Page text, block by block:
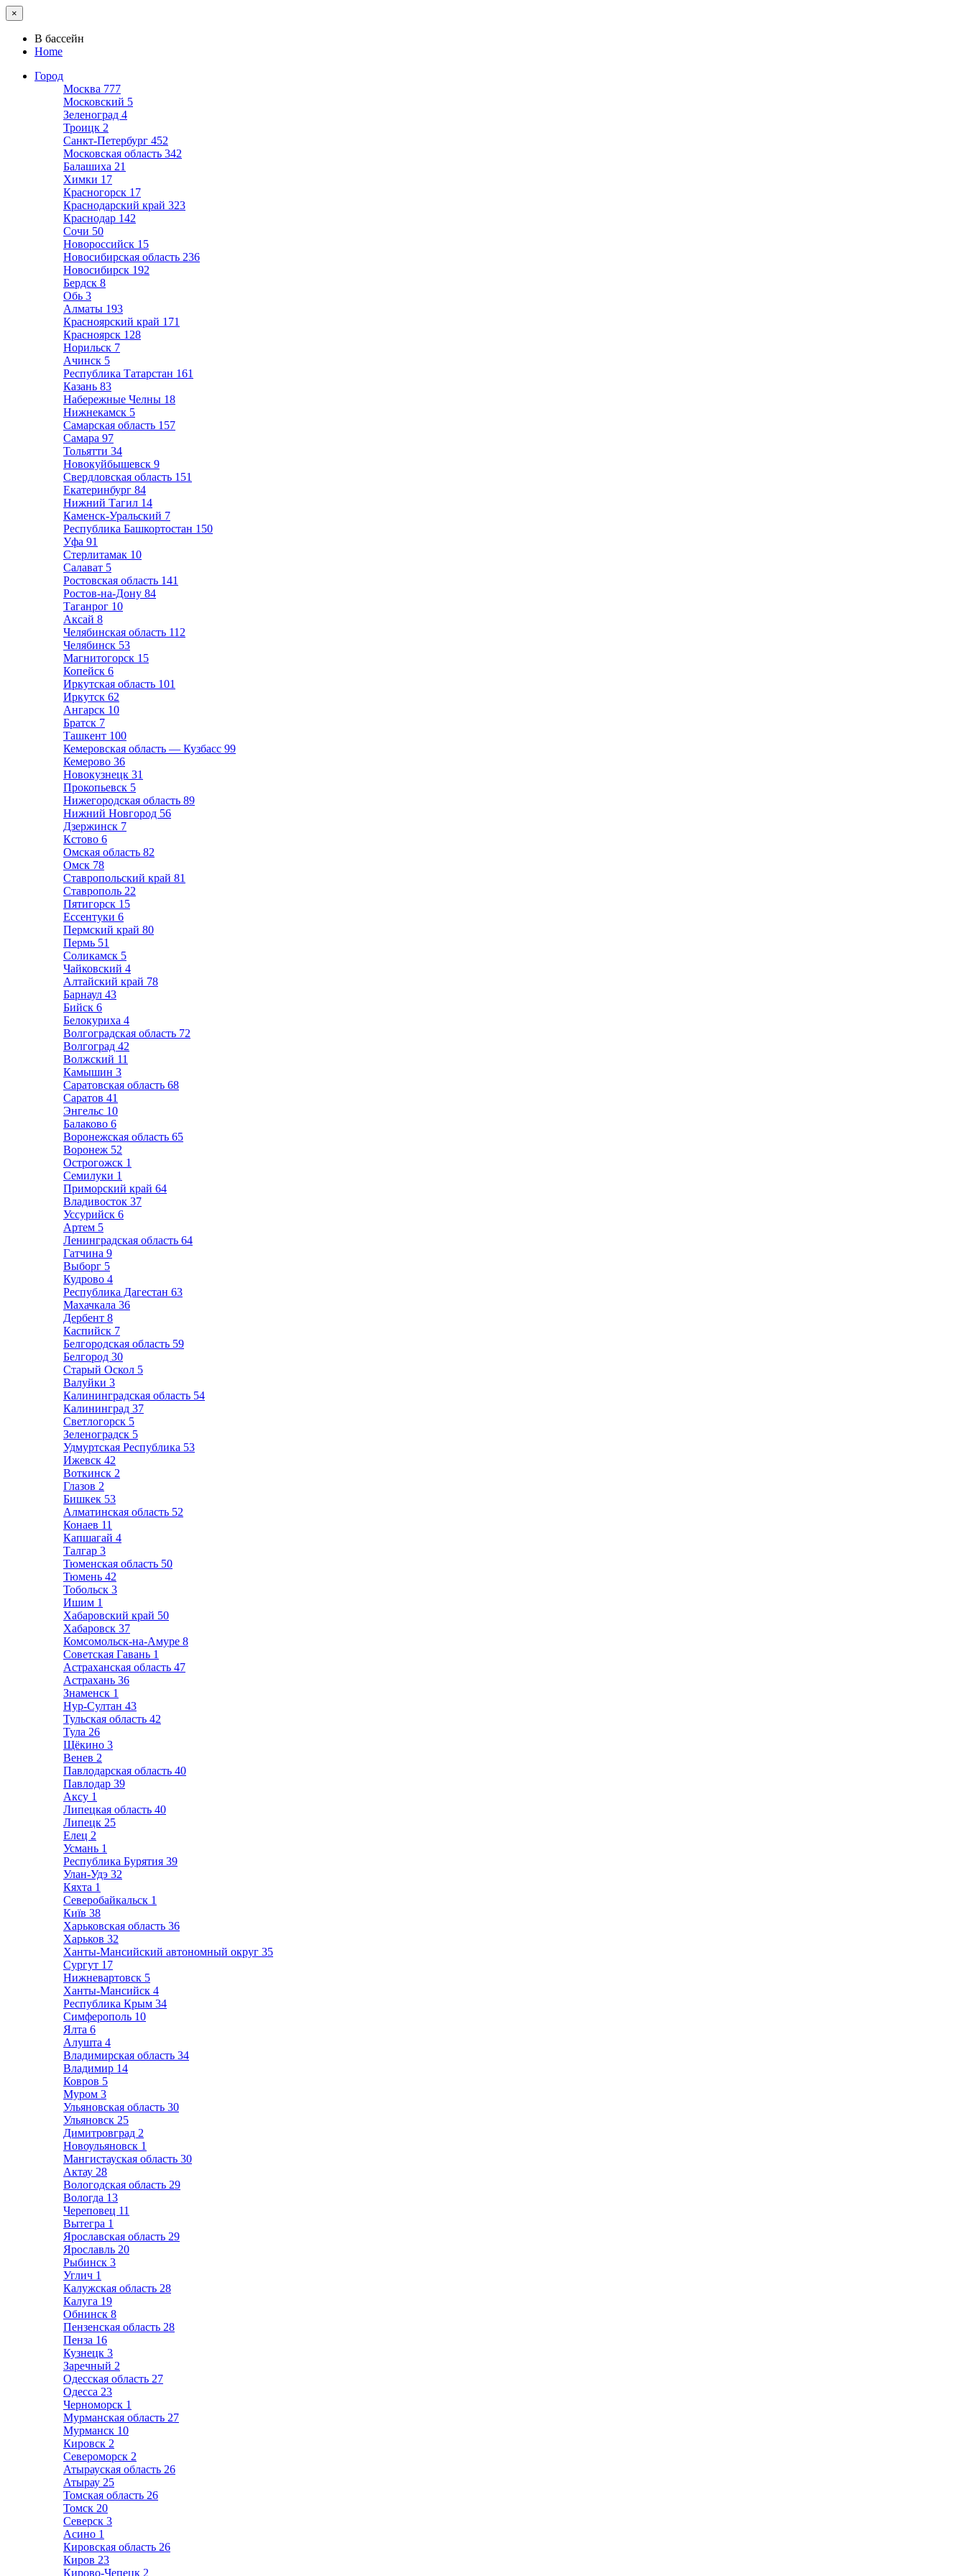
×
В бассейн
Home
Город
Москва 777
Московский 5
Зеленоград 4
Троицк 2
Санкт-Петербург 452
Московская область 342
Балашиха 21
Химки 17
Красногорск 17
Краснодарский край 323
Краснодар 142
Сочи 50
Новороссийск 15
Новосибирская область 236
Новосибирск 192
Бердск 8
Обь 3
Алматы 193
Красноярский край 171
Красноярск 128
Норильск 7
Ачинск 5
Республика Татарстан 161
Казань 83
Набережные Челны 18
Нижнекамск 5
Самарская область 157
Самара 97
Тольятти 34
Новокуйбышевск 9
Свердловская область 151
Екатеринбург 84
Нижний Тагил 14
Каменск-Уральский 7
Республика Башкортостан 150
Уфа 91
Стерлитамак 10
Салават 5
Ростовская область 141
Ростов-на-Дону 84
Таганрог 10
Аксай 8
Челябинская область 112
Челябинск 53
Магнитогорск 15
Копейск 6
Иркутская область 101
Иркутск 62
Ангарск 10
Братск 7
Ташкент 100
Кемеровская область — Кузбасс 99
Кемерово 36
Новокузнецк 31
Прокопьевск 5
Нижегородская область 89
Нижний Новгород 56
Дзержинск 7
Кстово 6
Омская область 82
Омск 78
Ставропольский край 81
Ставрополь 22
Пятигорск 15
Ессентуки 6
Пермский край 80
Пермь 51
Соликамск 5
Чайковский 4
Алтайский край 78
Барнаул 43
Бийск 6
Белокуриха 4
Волгоградская область 72
Волгоград 42
Волжский 11
Камышин 3
Саратовская область 68
Саратов 41
Энгельс 10
Балаково 6
Воронежская область 65
Воронеж 52
Острогожск 1
Семилуки 1
Приморский край 64
Владивосток 37
Уссурийск 6
Артем 5
Ленинградская область 64
Гатчина 9
Выборг 5
Кудрово 4
Республика Дагестан 63
Махачкала 36
Дербент 8
Каспийск 7
Белгородская область 59
Белгород 30
Старый Оскол 5
Валуйки 3
Калининградская область 54
Калининград 37
Светлогорск 5
Зеленоградск 5
Удмуртская Республика 53
Ижевск 42
Воткинск 2
Глазов 2
Бишкек 53
Алматинская область 52
Конаев 11
Капшагай 4
Талгар 3
Тюменская область 50
Тюмень 42
Тобольск 3
Ишим 1
Хабаровский край 50
Хабаровск 37
Комсомольск-на-Амуре 8
Советская Гавань 1
Астраханская область 47
Астрахань 36
Знаменск 1
Нур-Султан 43
Тульская область 42
Тула 26
Щёкино 3
Венев 2
Павлодарская область 40
Павлодар 39
Аксу 1
Липецкая область 40
Липецк 25
Елец 2
Усмань 1
Республика Бурятия 39
Улан-Удэ 32
Кяхта 1
Северобайкальск 1
Київ 38
Харьковская область 36
Харьков 32
Ханты-Мансийский автономный округ 35
Сургут 17
Нижневартовск 5
Ханты-Мансийск 4
Республика Крым 34
Симферополь 10
Ялта 6
Алушта 4
Владимирская область 34
Владимир 14
Ковров 5
Муром 3
Ульяновская область 30
Ульяновск 25
Димитровград 2
Новоульяновск 1
Мангистауская область 30
Актау 28
Вологодская область 29
Вологда 13
Череповец 11
Вытегра 1
Ярославская область 29
Ярославль 20
Рыбинск 3
Углич 1
Калужская область 28
Калуга 19
Обнинск 8
Пензенская область 28
Пенза 16
Кузнецк 3
Заречный 2
Одесская область 27
Одесса 23
Черноморск 1
Мурманская область 27
Мурманск 10
Кировск 2
Североморск 2
Атырауская область 26
Атырау 25
Томская область 26
Томск 20
Северск 3
Асино 1
Кировская область 26
Киров 23
Кирово-Чепецк 2